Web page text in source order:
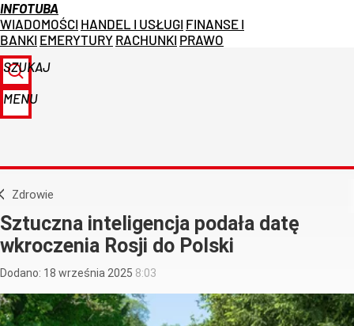
INFOTUBA
WIADOMOŚCI HANDEL I USŁUGI FINANSE I
BANKI EMERYTURY RACHUNKI PRAWO
SZUKAJ
MENU
Zdrowie
Sztuczna inteligencja podała datę
wkroczenia Rosji do Polski
Dodano: 18 września 2025 8:03